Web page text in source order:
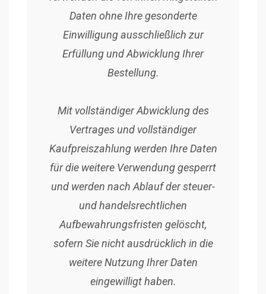
Daten ohne Ihre gesonderte
Einwilligung ausschließlich zur
Erfüllung und Abwicklung Ihrer
Bestellung.
Mit vollständiger Abwicklung des
Vertrages und vollständiger
Kaufpreiszahlung werden Ihre Daten
für die weitere Verwendung gesperrt
und werden nach Ablauf der steuer-
und handelsrechtlichen
Aufbewahrungsfristen gelöscht,
sofern Sie nicht ausdrücklich in die
weitere Nutzung Ihrer Daten
eingewilligt haben.